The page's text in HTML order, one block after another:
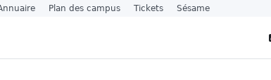
Plan des campus Tickets Sésame